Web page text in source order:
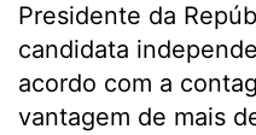
Presidente da
candidata
acordo com a
vantagem de mais